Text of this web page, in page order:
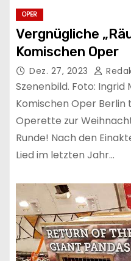
OPER
Vergnügliche
Komischen Oper
Dez. 27, 2023
Szenenbild. Foto:
Komischen Oper
Operette zur
Runde! Nach den
Lied im letzten Jahr…